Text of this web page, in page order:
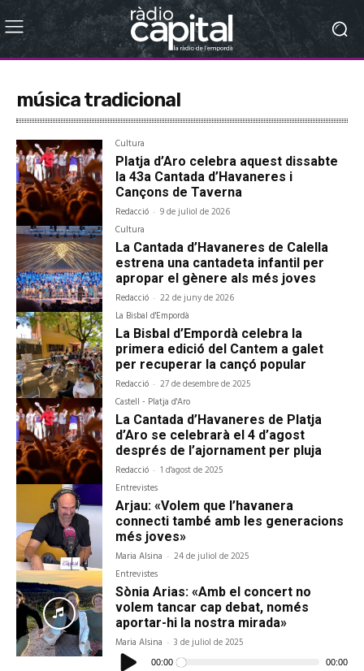
música tradicional
Cultura
Platja d’Aro celebra aquest dissabte
la 43a Cantada d’Havaneres i
Cançons de Taverna
Redacció - 9 de juliol de 2026
Cultura
La Cantada d’Havaneres de Calella
estrena una cantadeta infantil per
apropar el gènere als més joves
Redacció - 22 de juny de 2026
La Bisbal d'Empordà
La Bisbal d’Empordà celebra la
primera edició del Cantem a galet
per recuperar la cançó popular
Redacció - 27 de desembre de 2025
Castell - Platja d'Aro
La Cantada d’Havaneres de Platja
d’Aro se celebrarà el 4 d’agost
després de l’ajornament per pluja
Redacció - 1 d'agost de 2025
Entrevistes
Arjau: «Volem que l’havanera
connecti també amb les generacions
més joves»
Maria Alsina - 24 de juliol de 2025
Entrevistes
Sònia Arias: «Amb el concert no
volem tancar cap debat, només
aportar-hi la nostra mirada»
Maria Alsina - 3 de juliol de 2025
Reproductor
d'àudio00:00 00:00